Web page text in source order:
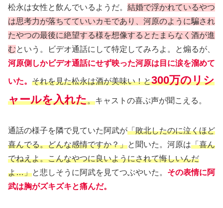
松永は女性と飲んでいるようだ。 結婚で浮かれているやつ
は思考力が落ちてていいカモであり、河原のように騙され
たやつの最後に絶望する様を想像するとたまらなく酒が進
むという。ビデオ通話にして特定してみろよ。と煽るが、
河原側しかビデオ通話にせず映った河原は目に涙を溜めて
いた。 それを見た松永は酒が美味い！と300万のリシ
ャールを入れた。キャストの喜ぶ声が聞こえる。
通話の様子を隣で見ていた阿武が「敗北したのに泣くほど
喜んでる。どんな感情ですか？」と聞いた。河原は「喜ん
でねえよ。こんなやつに良いようにされて悔しいんだ
よ…」と悲しそうに阿武を見てつぶやいた。 その表情に阿
武は胸がズキズキと痛んだ。